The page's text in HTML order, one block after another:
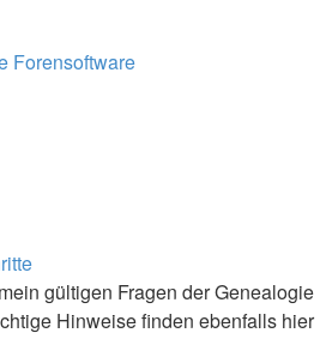
Forensoftware
gültigen Fragen der Genealogie
Hinweise finden ebenfalls hier